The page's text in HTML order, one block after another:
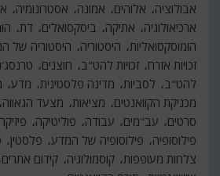
אבולוציה אלוהים אמונה אסטרונומיה
ארכיאולוגיה
אתיקה ביסקסואלים דת
הומוסקסואליות היסטוריה היסטוריה של
זכויות אזרח זכויות להט"ב חוצנים
להט"ב
לסביות מדינה פלסטינית מדע
מכניקת הקוואנטים
מציאות מצעד הגאווה
סרטים
עב"מים עבודה פוליטיקה פיזיקה
פילוסופיה
פילוסופיה של המדע פלסטין
צלחות מעופפות קוסמולוגיה קידום אתרים